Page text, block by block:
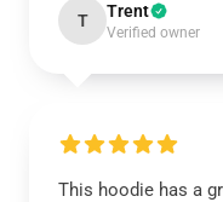
T Trent
Verified owner
This hoodie has a